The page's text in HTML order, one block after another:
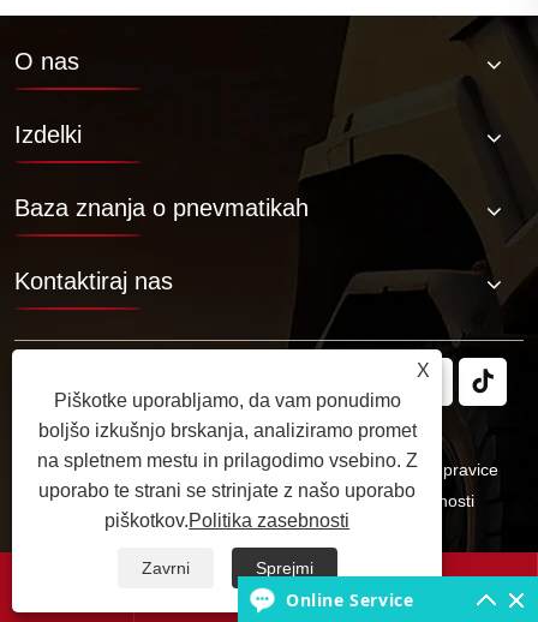
O nas
Izdelki
Baza znanja o pnevmatikah
Kontaktiraj nas
Avtorske pravice © 2025 JABIL Rubber Co., Ltd. Vse pravice
pridržane.Links Sitemap RSS XML Politika zasebnosti

X
Piškotke uporabljamo, da vam ponudimo
boljšo izkušnjo brskanja, analiziramo promet
na spletnem mestu in prilagodimo vsebino. Z
uporabo te strani se strinjate z našo uporabo
piškotkov.Politika zasebnosti
Zavrni Sprejmi
Online Service